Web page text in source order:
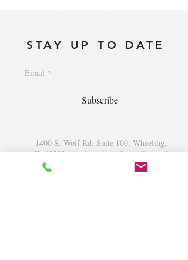
STAY UP TO DATE
Subscribe
1400 S. Wolf Rd. Suite 100, Wheeling,
IL 60090|krugforus@gmail.com |
224- 423-5784